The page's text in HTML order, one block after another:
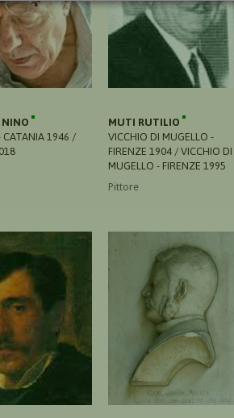
NINO
CATANIA 1946 /
MUTI RUTILIO
VICCHIO DI MUGELLO -
FIRENZE 1904 / VICCHIO DI
MUGELLO - FIRENZE 1995
Pittore